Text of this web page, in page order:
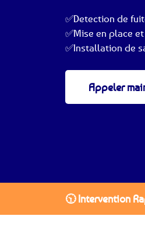
✅Detection de
✅Mise en place
✅Installation de
Appeler
🕥 Intervention